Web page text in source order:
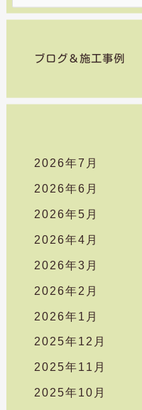
索
ブログ＆施工事例
2026年7月
2026年6月
2026年5月
2026年4月
2026年3月
2026年2月
2026年1月
2025年12月
2025年11月
2025年10月